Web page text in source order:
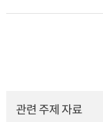
관련 주제 자료